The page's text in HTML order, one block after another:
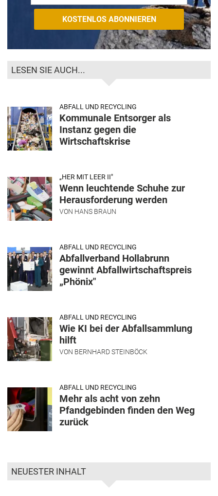
LESEN SIE AUCH...
ABFALL UND RECYCLING
Kommunale Entsorger als
Instanz gegen die
Wirtschaftskrise
„HER MIT LEER II"
Wenn leuchtende Schuhe zur
Herausforderung werden
VON HANS BRAUN
ABFALL UND RECYCLING
Abfallverband Hollabrunn
gewinnt Abfallwirtschaftspreis
„Phönix"
ABFALL UND RECYCLING
Wie KI bei der Abfallsammlung
hilft
VON BERNHARD STEINBÖCK
ABFALL UND RECYCLING
Mehr als acht von zehn
Pfandgebinden finden den Weg
zurück
NEUESTER INHALT